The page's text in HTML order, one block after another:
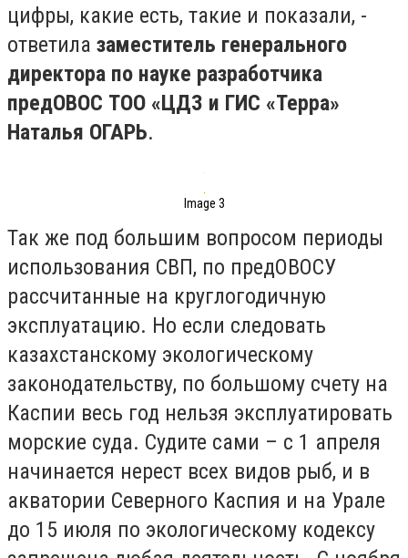
цифры, какие есть, такие и показали, -
ответила заместитель генерального
директора по науке разработчика
предОВОС ТОО «ЦДЗ и ГИС «Терра»
Наталья ОГАРЬ.
Image 3
Так же под большим вопросом периоды
использования СВП, по предОВОСУ
рассчитанные на круглогодичную
эксплуатацию. Но если следовать
казахстанскому экологическому
законодательству, по большому счету на
Каспии весь год нельзя эксплуатировать
морские суда. Судите сами – с 1 апреля
начинается нерест всех видов рыб, и в
акватории Северного Каспия и на Урале
до 15 июля по экологическому кодексу